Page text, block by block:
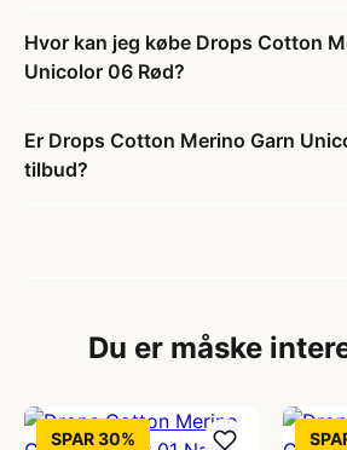
Hvor kan jeg købe Drops Cotton
Unicolor 06 Rød?
Er Drops Cotton Merino Garn
tilbud?
Du er måske
SPAR 30%